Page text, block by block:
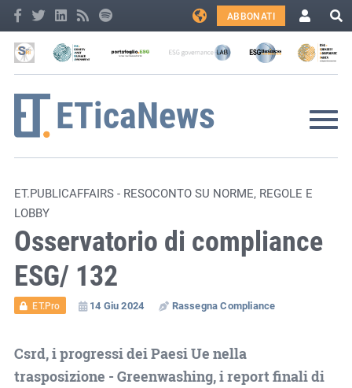
ABBONATI
ET.PUBLICAFFAIRS - RESOCONTO SU NORME, REGOLE E
LOBBY
Osservatorio di compliance
ESG/ 132
ET.Pro 14 Giu 2024 Rassegna Compliance
Csrd, i progressi dei Paesi Ue nella
trasposizione - Greenwashing, i report finali di